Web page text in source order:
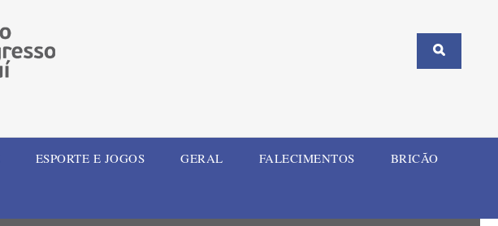
ESPORTE E JOGOS GERAL FALECIMENTOS BRICÃO